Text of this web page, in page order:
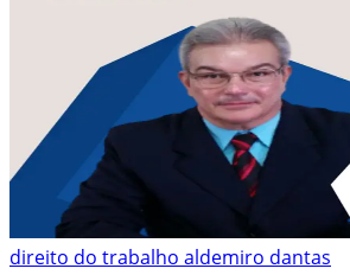
direito do trabalho aldemiro dantas